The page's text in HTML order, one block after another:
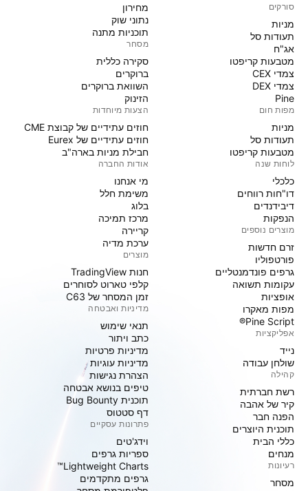
סורקים
מניות‏
תעודות סל
אג"ח
מטבעות קריפטו
צמדי CEX
צמדי DEX
Pine
מפות חום
מניות‏
תעודות סל
מטבעות קריפטו
לוחות שנה
כלכלי
דו"חות רווחים
דיבידנדים
הנפקות
מוצרים נוספים
זרם חדשות
פורטפוליו
גרפים פונדמנטליים
עקומות תשואה
אופציות
מפות מאקרו
Pine Script®
אפליקציות
נייד
שולחן עבודה
קהילה
רשת חברתית
קיר של אהבה
הפנה חבר
תוכנית היוצרים
כללי הבית
מנחים
רעיונות
מסחר
מחירון
נתוני שוק
תוכניות מתנה
מסחר
סקירה כללית
ברוקרים
השוואת ברוקרים
הזינוק
הצעות מיוחדות
חוזים עתידיים של קבוצת CME
חוזים עתידיים של Eurex
חבילת מניות בארה"ב
אודות החברה
מי אנחנו
משימת חלל
בלוג
מרכז תמיכה
קריירה
ערכת מדיה
מוצרים
חנות TradingView
קלפי טארוט לסוחרים
זמן המסחר של C63
מדיניות ואבטחה
תנאי שימוש
כתב ויתור
מדיניות פרטיות
מדיניות עוגיות
הצהרת נגישות
טיפים בנושא אבטחה
תוכנית Bug Bounty
דף סטטוס
פתרונות עסקיים
וידג'טים
ספריות גרפים
Lightweight Charts™
גרפים מתקדמים